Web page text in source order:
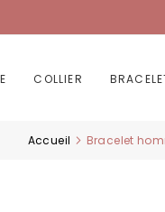
COLLIER
Accueil Bracelet